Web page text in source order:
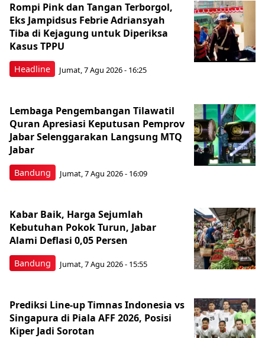
Headline
Rompi Pink dan Tangan Terborgol,
Eks Jampidsus Febrie Adriansyah
Tiba di Kejagung untuk Diperiksa
Kasus TPPU
Jumat, 7 Agu 2026 - 16:25
Bandung
Lembaga Pengembangan Tilawatil
Quran Apresiasi Keputusan Pemprov
Jabar Selenggarakan Langsung MTQ
Jabar
Jumat, 7 Agu 2026 - 16:09
Bandung
Kabar Baik, Harga Sejumlah
Kebutuhan Pokok Turun, Jabar
Alami Deflasi 0,05 Persen
Jumat, 7 Agu 2026 - 15:55
Prediksi Line-up Timnas Indonesia vs
Singapura di Piala AFF 2026, Posisi
Kiper Jadi Sorotan